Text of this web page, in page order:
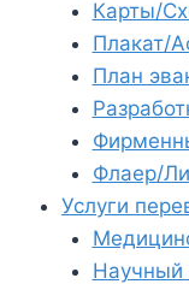
Карты/
Плакат/
План
Флаер/
Услуги
Научный